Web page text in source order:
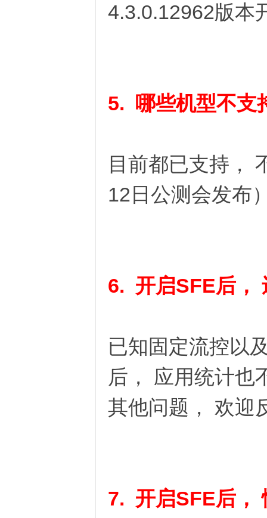
4.3.0.12962版本
5. 哪些机型不支
目前都已支持，
12日公测会发布
6. 开启SFE后，
已知固定流控以
后， 应用统计也
其他问题， 欢
7. 开启SFE后，